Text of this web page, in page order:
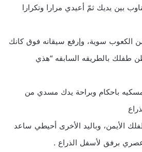
بين يديك ثمّ أعيدي مرارا وتكرارا
الكعوب سوية، وإرفع سيقانه فوق كانك
طفلك بالطريقه السابقه “هذي
باحكام وبراحة يدك مسدي من
الأيمن، وباليد الأخرى أحيطي ساعد
برفق لأسفل الذراع .